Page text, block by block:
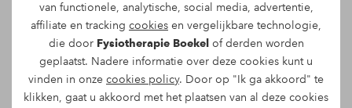
van functionele, analytische, social media, advertentie,
affiliate en tracking cookies en vergelijkbare technologie,
die door Fysiotherapie Boekel of derden worden
geplaatst. Nadere informatie over deze cookies kunt u
vinden in onze cookies policy. Door op "Ik ga akkoord" te
klikken, gaat u akkoord met het plaatsen van al deze cookies
Sportmassage Boekel voor
soepele spieren
Na een training, wedstrijd of zware werkdag